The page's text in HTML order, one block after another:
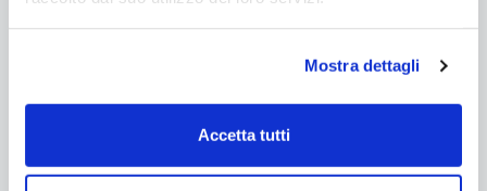
Mostra dettagli
Accetta tutti